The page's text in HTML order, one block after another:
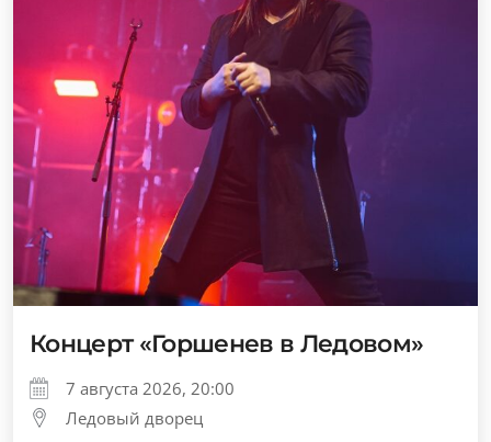
Концерт «Горшенев в Ледовом»
7 августа 2026, 20:00
Ледовый дворец